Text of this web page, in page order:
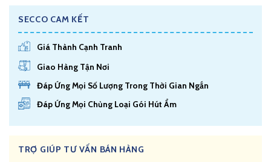
SECCO CAM KẾT
Giá Thành Cạnh Tranh
Giao Hàng Tận Nơi
Đáp Ứng Mọi Số Lượng Trong Thời Gian Ngắn
Đáp Ứng Mọi Chủng Loại Gói Hút Ẩm
TRỢ GIÚP TƯ VẤN BÁN HÀNG